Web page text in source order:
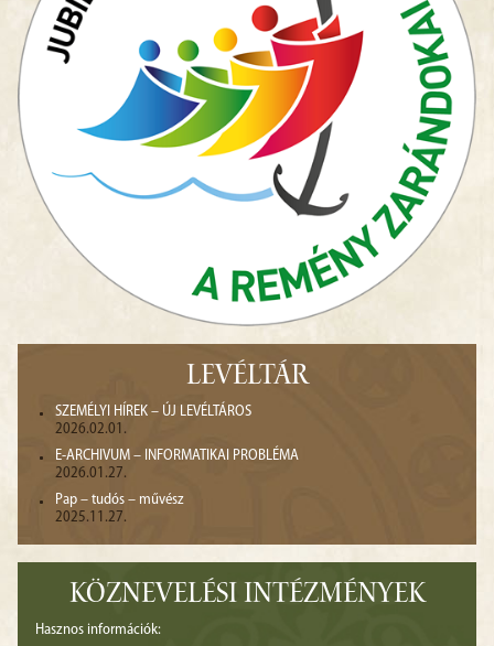
LEVÉLTÁR
SZEMÉLYI HÍREK – ÚJ LEVÉLTÁROS
2026.02.01.
E-ARCHIVUM – INFORMATIKAI PROBLÉMA
2026.01.27.
Pap – tudós – művész
2025.11.27.
KÖZNEVELÉSI INTÉZMÉNYEK
Hasznos információk: